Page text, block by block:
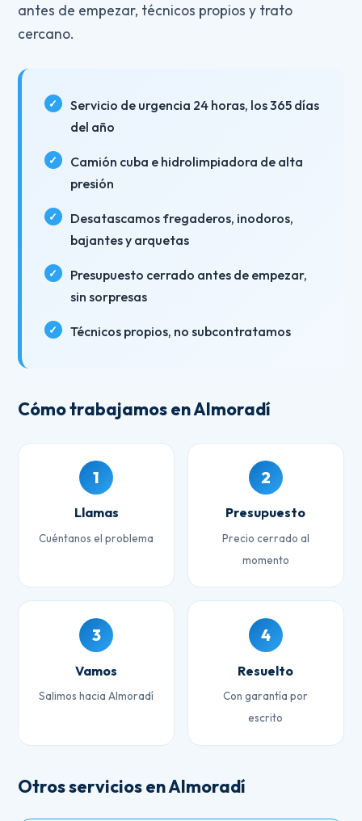
antes de empezar, técnicos propios y trato
cercano.
Servicio de urgencia 24 horas, los 365 días
del año
Camión cuba e hidrolimpiadora de alta
presión
Desatascamos fregaderos, inodoros,
bajantes y arquetas
Presupuesto cerrado antes de empezar,
sin sorpresas
Técnicos propios, no subcontratamos
Cómo trabajamos en Almoradí
1
Llamas
Cuéntanos el problema
2
Presupuesto
Precio cerrado al
momento
3
Vamos
Salimos hacia Almoradí
4
Resuelto
Con garantía por
escrito
Otros servicios en Almoradí